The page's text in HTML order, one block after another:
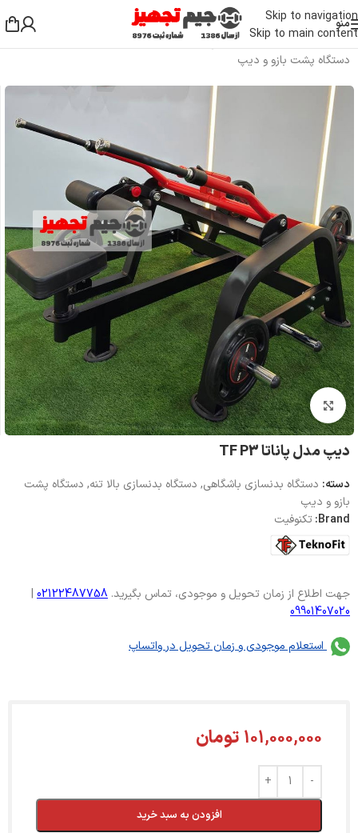
Skip to navigation
Skip to main content
منو
دستگاه بدنسازی باشگاهی/دستگاه بدنسازی بالا تنه
دستگاه پشت بازو و دیپ
بزرگنمایی تصویر
دیپ مدل پاناتا TF P3
دسته: دستگاه بدنسازی باشگاهی, دستگاه بدنسازی بالا تنه, دستگاه پشت
بازو و دیپ
Brand: تکنوفیت
جهت اطلاع از زمان تحویل و موجودی، تماس بگیرید. 02122487758
|
09901407020
استعلام موجودی و زمان تحویل در واتساپ
101,000,000 تومان
افزودن به سبد خرید